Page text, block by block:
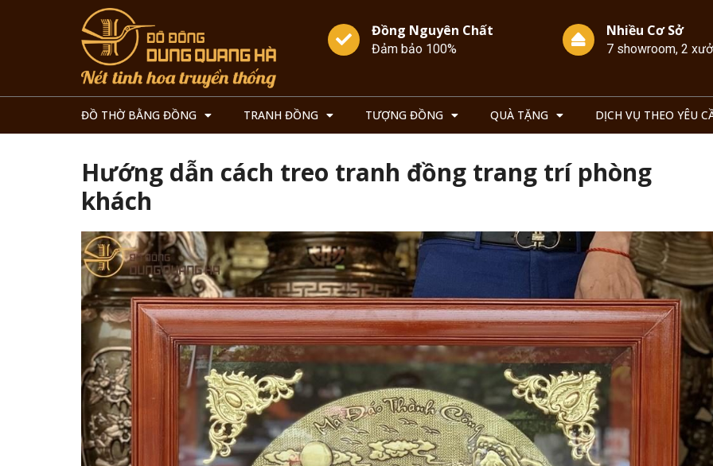
Đồng Nguyên Chất
Đảm bảo 100%
Nhiều Cơ Sở
7 showroom, 2
ĐỒ THỜ BẰNG ĐỒNG TRANH ĐỒNG TƯỢNG ĐỒNG QUÀ TẶNG DỊCH VỤ THEO YÊU
Hướng dẫn cách treo tranh đồng trang trí phòng
khách